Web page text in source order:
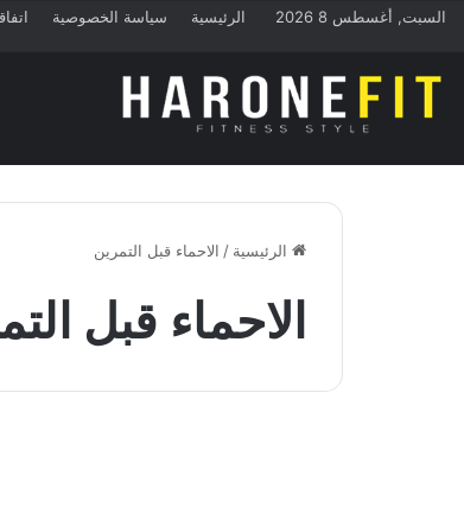
السبت, أغسطس 8 2026 الرئيسية سياسة الخصوصية
الرئيسية / الاحماء قبل التمرين
الاحماء قبل